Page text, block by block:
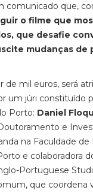
comunicado que,
o filme que
que desafie
mudanças de
de mil euros, será
um júri constituído
Porto: Daniel
e
na Faculdade de
e colaboradora
Portuguese
que coordena